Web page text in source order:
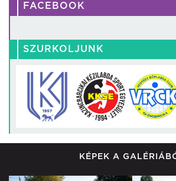
FACEBOOK
SZURKOLJUNK
KÉPEK A